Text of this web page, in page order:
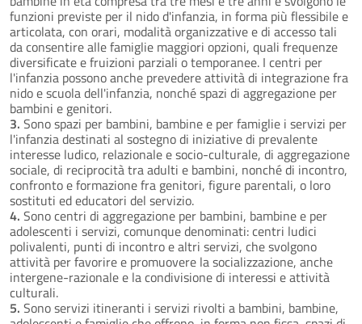
funzioni previste per il nido d'infanzia, in forma più flessibile e
articolata, con orari, modalità organizzative e di accesso tali
da consentire alle famiglie maggiori opzioni, quali frequenze
diversificate e fruizioni parziali o temporanee. I centri per
l'infanzia possono anche prevedere attività di integrazione fra
nido e scuola dell'infanzia, nonché spazi di aggregazione per
bambini e genitori.
3. Sono spazi per bambini, bambine e per famiglie i servizi per
l'infanzia destinati al sostegno di iniziative di prevalente
interesse ludico, relazionale e socio-culturale, di aggregazione
sociale, di reciprocità tra adulti e bambini, nonché di incontro,
confronto e formazione fra genitori, figure parentali, o loro
sostituti ed educatori del servizio.
4. Sono centri di aggregazione per bambini, bambine e per
adolescenti i servizi, comunque denominati: centri ludici
polivalenti, punti di incontro e altri servizi, che svolgono
attività per favorire e promuovere la socializzazione, anche
intergene-razionale e la condivisione di interessi e attività
culturali.
5. Sono servizi itineranti i servizi rivolti a bambini, bambine,